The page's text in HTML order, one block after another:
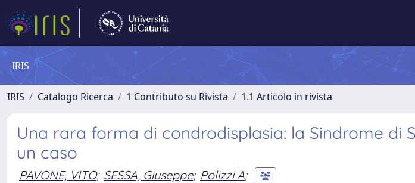
IRIS
IRIS Catalogo Ricerca 1 Contributo su Rivista 1.1 Articolo in rivista
Una rara forma di condrodisplasia: la Sindrome di
un caso
PAVONE, VITO; SESSA, Giuseppe; Polizzi A;